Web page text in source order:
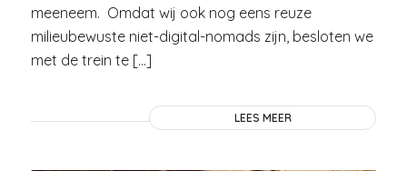
meeneem. Omdat wij ook nog eens reuze
milieubewuste niet-digital-nomads zijn, besloten we
met de trein te […]
LEES MEER